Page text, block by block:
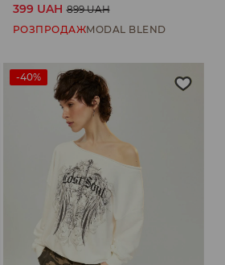
399 UAH 899 UAH
РОЗПРОДАЖMODAL BLEND
-40%